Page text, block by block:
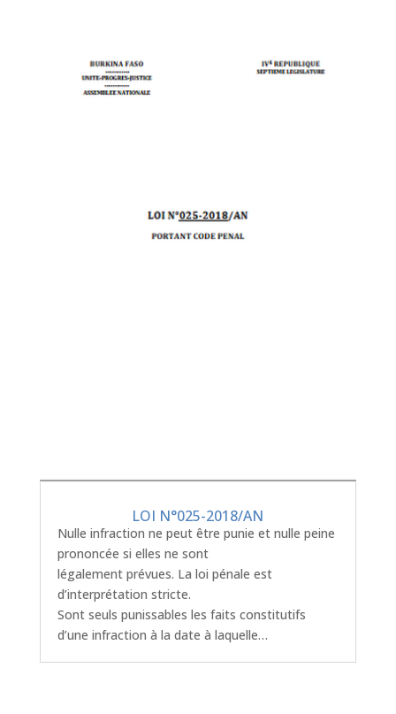
LOI N°025-2018/AN
Nulle infraction ne peut être punie et nulle peine
prononcée si elles ne sont
légalement prévues. La loi pénale est
d’interprétation stricte.
Sont seuls punissables les faits constitutifs
d’une infraction à la date à laquelle…